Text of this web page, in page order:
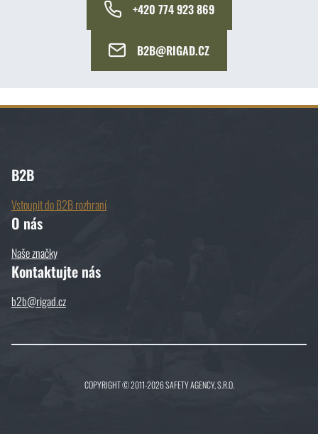
+420 774 923 869
B2B@RIGAD.CZ
B2B
Vstoupit do B2B rozhraní
O nás
Naše značky
Kontaktujte nás
b2b@rigad.cz
COPYRIGHT © 2011-2026 SAFETY AGENCY, S.R.O.